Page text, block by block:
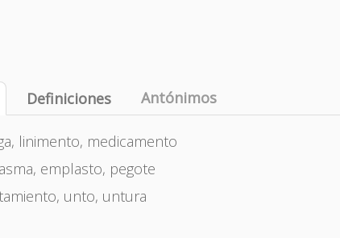
Definiciones Antónimos
linimento, medicamento
emplasto, pegote
unto, untura